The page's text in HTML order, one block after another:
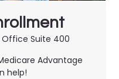
Office Suite 400
Advantage
help!